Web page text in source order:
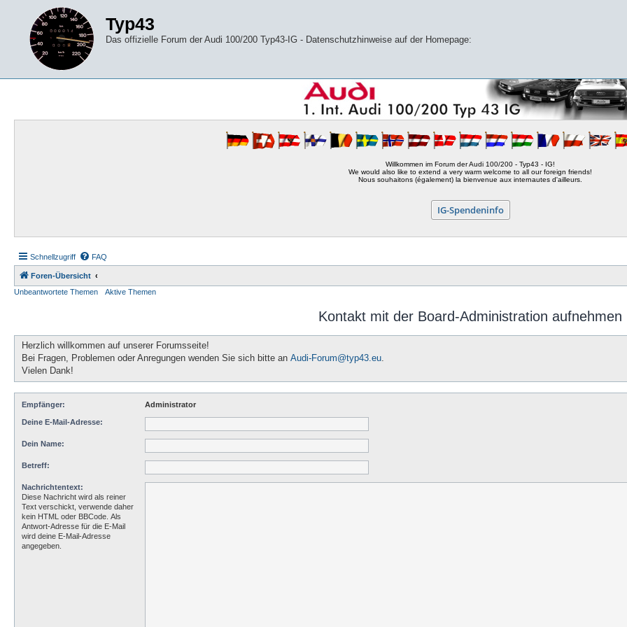
Typ43
Das offizielle Forum der Audi 100/200 Typ43-IG - Datenschutzhinweise auf der Homepage:
Willkommen im Forum der Audi 100/200 - Typ43 - IG!
We would also like to extend a very warm welcome to all our foreign friends!
Nous souhaitons (également) la bienvenue aux internautes d'ailleurs.
IG-Spendeninfo
Schnellzugriff FAQ
Foren-Übersicht
Unbeantwortete Themen
Aktive Themen
Kontakt mit der Board-Administration aufnehmen
Herzlich willkommen auf unserer Forumsseite!
Bei Fragen, Problemen oder Anregungen wenden Sie sich bitte an Audi-Forum@typ43.eu.
Vielen Dank!
Empfänger: Administrator
Deine E-Mail-Adresse:
Dein Name:
Betreff:
Nachrichtentext:
Diese Nachricht wird als reiner
Text verschickt, verwende daher
kein HTML oder BBCode. Als
Antwort-Adresse für die E-Mail
wird deine E-Mail-Adresse
angegeben.